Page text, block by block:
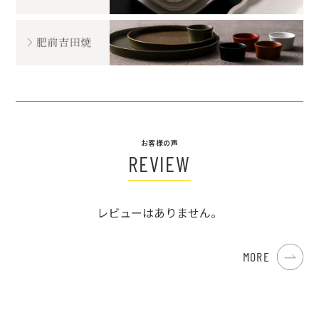
お客様の声
REVIEW
レビューはありません。
MORE